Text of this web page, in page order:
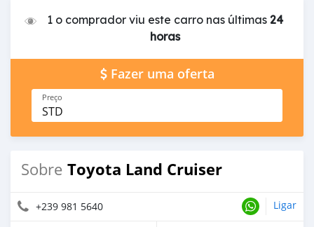
1 o comprador viu este carro nas últimas24
horas
Fazer uma oferta
Preço
STD
Sobre Toyota Land Cruiser
+239 981 5640 Ligar